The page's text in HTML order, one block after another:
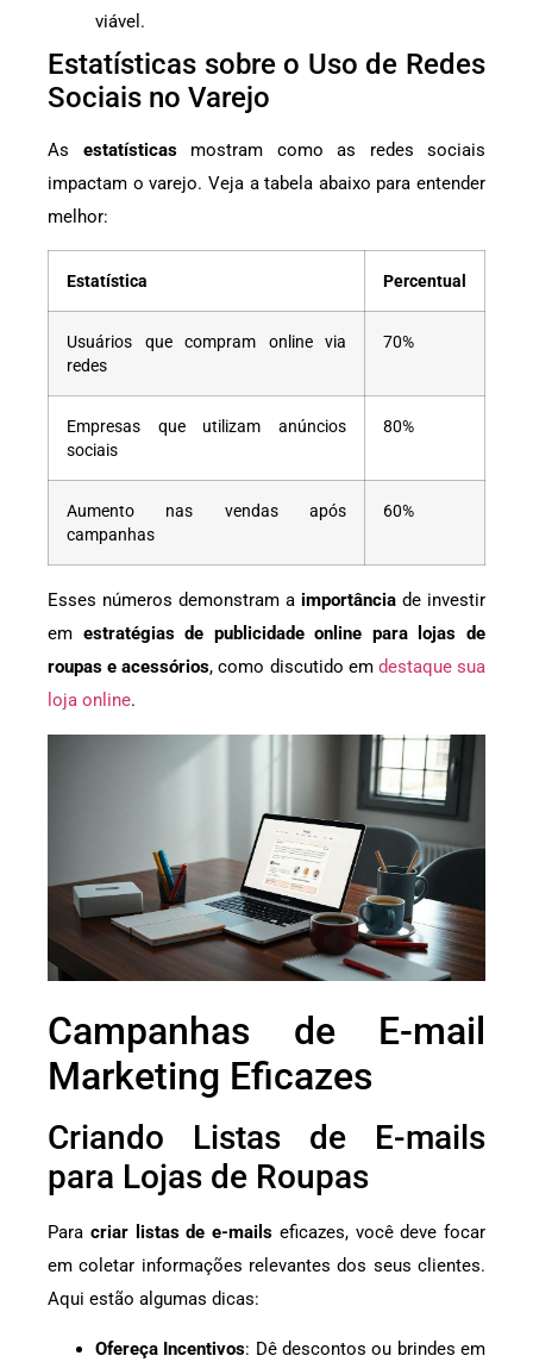
viável.
Estatísticas sobre o Uso de Redes
Sociais no Varejo
As estatísticasmostram como as redes sociais
impactam o varejo. Veja a tabela abaixo para entender
melhor:
Estatística Percentual
Usuários que compram online via
redes
70%
Empresas que utilizam anúncios
sociais
80%
Aumento nas vendas após
campanhas
60%
Esses números demonstram a importância de investir
em estratégias de publicidade online para lojas de
roupas e acessórios, como discutido em destaque sua
loja online.
Campanhas de E-mail
Marketing Eficazes
Criando Listas de E-mails
para Lojas de Roupas
Para criar listas de e-mails eficazes, você deve focar
em coletar informações relevantes dos seus clientes.
Aqui estão algumas dicas:
Ofereça Incentivos: Dê descontos ou brindes em